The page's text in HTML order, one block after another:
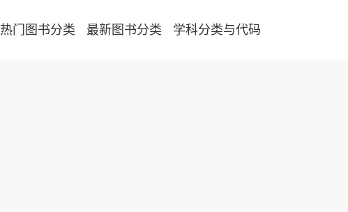
热门图书分类 最新图书分类 学科分类与代码